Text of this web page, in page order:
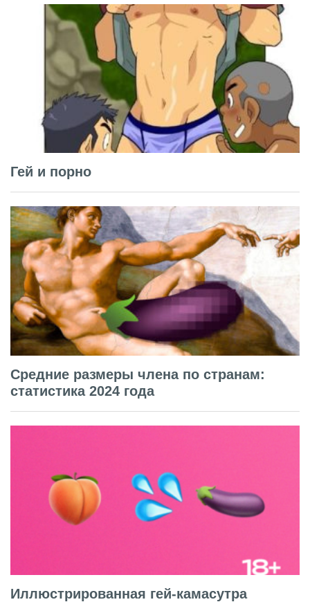
Гей и порно
Средние размеры члена по странам:
статистика 2024 года
Иллюстрированная гей-камасутра